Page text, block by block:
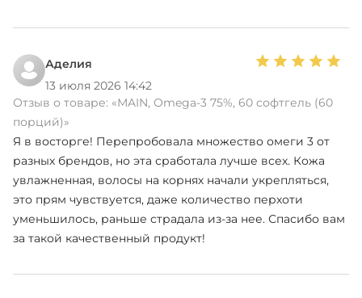
Аделия
13 июля 2026 14:42
Отзыв о товаре: «MAIN, Omega-3 75%, 60 софтгель (60
порций)»
Я в восторге! Перепробовала множество омеги 3 от
разных брендов, но эта сработала лучше всех. Кожа
увлажненная, волосы на корнях начали укрепляться,
это прям чувствуется, даже количество перхоти
уменьшилось, раньше страдала из-за нее. Спасибо вам
за такой качественный продукт!